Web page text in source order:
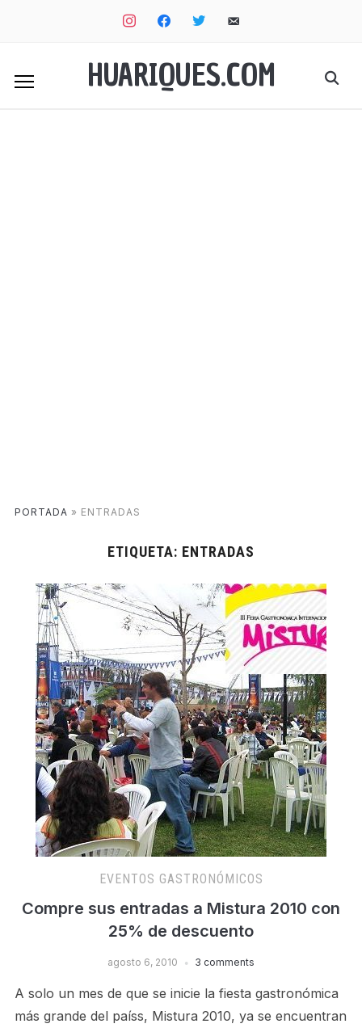
instagramfacebooktwitter
email-
HUARIQUES.COM
PORTADA » ENTRADAS
ETIQUETA: ENTRADAS
EVENTOS GASTRONÓMICOS
Compre sus entradas a Mistura 2010 con
25% de descuento
agosto 6, 2010 3 comments
A solo un mes de que se inicie la fiesta gastronómica
más grande del paíss, Mistura 2010, ya se encuentran